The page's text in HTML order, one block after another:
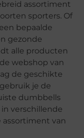
assortiment
sporters. Of
bepaalde
gezonde
alle producten
webshop van
de geschikte
je de
dumbbells
verschillende
van